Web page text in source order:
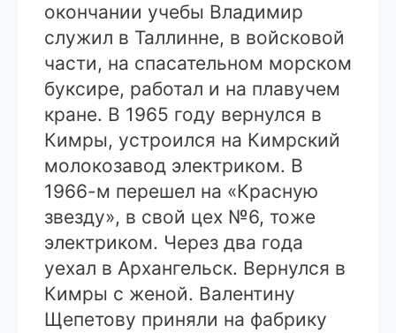
окончании учебы Владимир
служил в Таллинне, в войсковой
части, на спасательном морском
буксире, работал и на плавучем
кране. В 1965 году вернулся в
Кимры, устроился на Кимрский
молокозавод электриком. В
1966-м перешел на «Красную
звезду», в свой цех №6, тоже
электриком. Через два года
уехал в Архангельск. Вернулся в
Кимры с женой. Валентину
Щепетову приняли на фабрику